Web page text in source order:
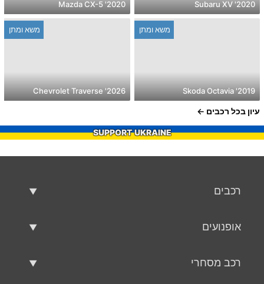
2020' Subaru XV
2020' Mazda CX-5
משא ומתן
2019' Skoda Octavia
משא ומתן
2026' Chevrolet Traverse
עיון בכל רכבים
SUPPORT UKRAINE
רכבים
אופנועים
רכב מסחרי